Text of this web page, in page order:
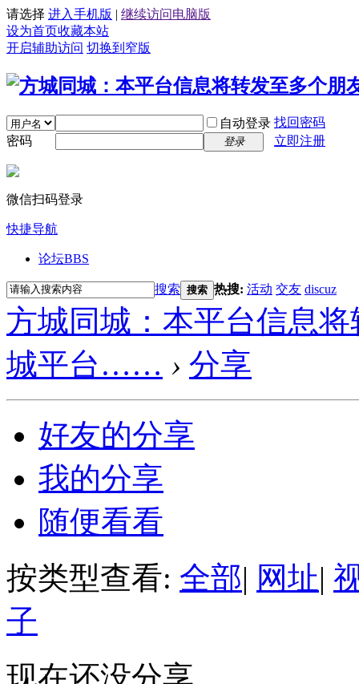
请选择 进入手机版 | 继续访问电脑版
设为首页收藏本站
开启辅助访问 切换到窄版
自动登录 找回密码
密码
登录 立即注册
微信扫码登录
快捷导航
论坛BBS
搜索 搜索 热搜: 活动 交友 discuz
方城同城：本平台信息
城平台…… › 分享
好友的分享
我的分享
随便看看
按类型查看: 全部| 网址|
子
现在还没分享